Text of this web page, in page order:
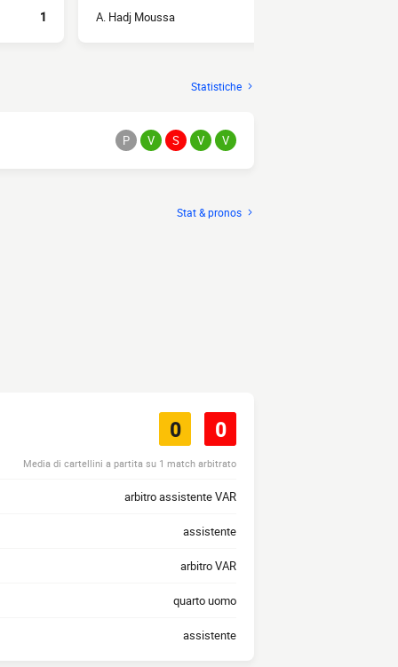
1 A. Hadj Moussa
Statistiche
P V S V V
Stat & pronos
0 0
Media di cartellini a partita su 1 match arbitrato
arbitro assistente VAR
assistente
arbitro VAR
quarto uomo
assistente